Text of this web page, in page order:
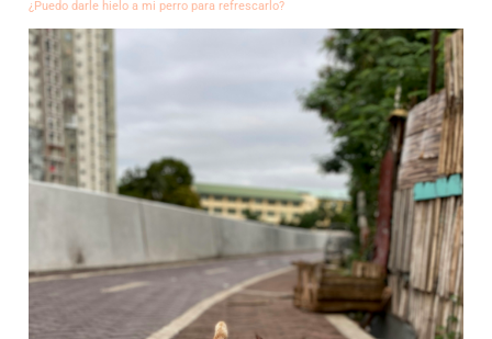
¿Puedo darle hielo a mi perro para refrescarlo?